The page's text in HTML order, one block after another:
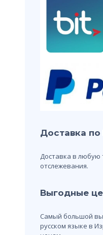
Доставка
Доставка в любую
отслежевания.
Выгодные
Самый большой
русском языке в